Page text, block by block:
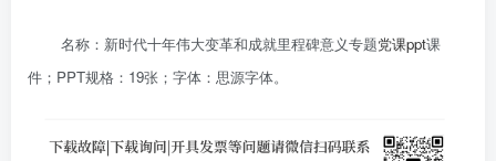
名称：新时代十年伟大变革和成就里程碑意义专题党课ppt课
件；PPT规格：19张；字体：思源字体。